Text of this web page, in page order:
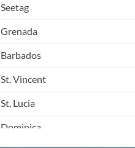
Seetag
Grenada
Barbados
St. Vincent
St. Lucia
Dominica